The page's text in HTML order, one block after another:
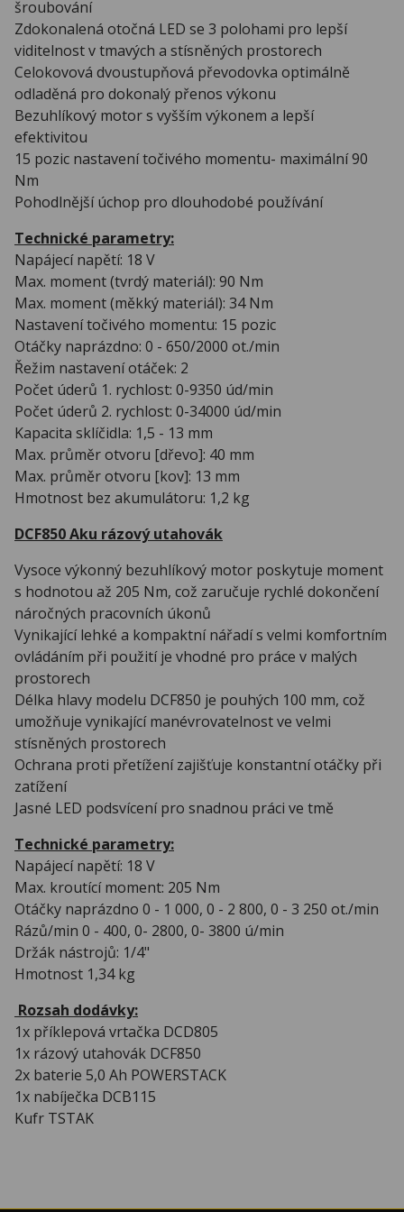
šroubování
Zdokonalená otočná LED se 3 polohami pro lepší
viditelnost v tmavých a stísněných prostorech
Celokovová dvoustupňová převodovka optimálně
odladěná pro dokonalý přenos výkonu
Bezuhlíkový motor s vyšším výkonem a lepší
efektivitou
15 pozic nastavení točivého momentu- maximální 90
Nm
Pohodlnější úchop pro dlouhodobé používání
Technické parametry:
Napájecí napětí: 18 V
Max. moment (tvrdý materiál): 90 Nm
Max. moment (měkký materiál): 34 Nm
Nastavení točivého momentu: 15 pozic
Otáčky naprázdno: 0 - 650/2000 ot./min
Řežim nastavení otáček: 2
Počet úderů 1. rychlost: 0-9350 úd/min
Počet úderů 2. rychlost: 0-34000 úd/min
Kapacita sklíčidla: 1,5 - 13 mm
Max. průměr otvoru [dřevo]: 40 mm
Max. průměr otvoru [kov]: 13 mm
Hmotnost bez akumulátoru: 1,2 kg
DCF850 Aku rázový utahovák
Vysoce výkonný bezuhlíkový motor poskytuje moment
s hodnotou až 205 Nm, což zaručuje rychlé dokončení
náročných pracovních úkonů
Vynikající lehké a kompaktní nářadí s velmi komfortním
ovládáním při použití je vhodné pro práce v malých
prostorech
Délka hlavy modelu DCF850 je pouhých 100 mm, což
umožňuje vynikající manévrovatelnost ve velmi
stísněných prostorech
Ochrana proti přetížení zajišťuje konstantní otáčky při
zatížení
Jasné LED podsvícení pro snadnou práci ve tmě
Technické parametry:
Napájecí napětí: 18 V
Max. kroutící moment: 205 Nm
Otáčky naprázdno 0 - 1 000, 0 - 2 800, 0 - 3 250 ot./min
Rázů/min 0 - 400, 0- 2800, 0- 3800 ú/min
Držák nástrojů: 1/4"
Hmotnost 1,34 kg
Rozsah dodávky:
1x příklepová vrtačka DCD805
1x rázový utahovák DCF850
2x baterie 5,0 Ah POWERSTACK
1x nabíječka DCB115
Kufr TSTAK